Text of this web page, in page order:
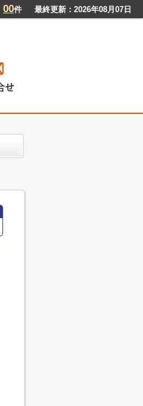
00件 最終更新：2026年08月07日